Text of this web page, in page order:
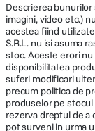
Descrierea
imagini, video etc.)
acestea fiind
S.R.L. nu isi asuma
stoc. Aceste erori nu
disponibilitatea
suferi modificari
precum politica de
produselor pe stocul
rezerva dreptul de a
pot surveni in urma